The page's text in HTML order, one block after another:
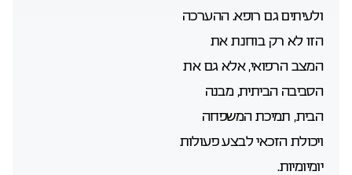
ולעיתים גם רופא. ההערכה
הזו לא רק בוחנת את
המצב הרפואי, אלא גם את
הסביבה הביתית, מבנה
הבית, תמיכת המשפחה
ויכולת הזכאי לבצע פעולות
יומיומיות.